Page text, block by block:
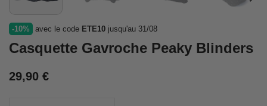
-10% avec le code ETE10 jusqu'au 31/08
Casquette Gavroche Peaky Blinders
29,90 €